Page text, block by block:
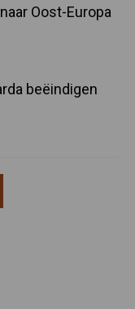
Oost-Europa
beëindigen